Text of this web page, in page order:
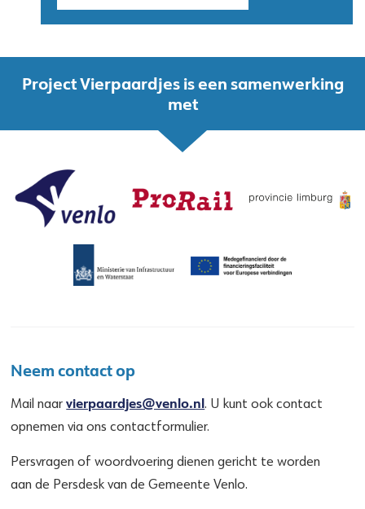
Project Vierpaardjes is een samenwerking
met
Neem contact op
Mail naarvierpaardjes@venlo.nl. U kunt ook contact
opnemen via ons contactformulier.
Persvragen of woordvoering dienen gericht te worden
aan de Persdesk van de Gemeente Venlo.